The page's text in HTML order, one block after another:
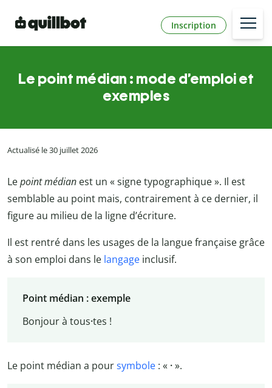
Inscription
Le point médian : mode d’emploi et
exemples
Actualisé le 30 juillet 2026
Lepoint médian est un « signe typographique ». Il est
semblable au point mais, contrairement à ce dernier, il
figure au milieu de la ligne d’écriture.
Il est rentré dans les usages de la langue française grâce
à son emploi dans le langage inclusif.
Point médian : exemple
Bonjour à tous·tes !
Le point médian a poursymbole : « ·».